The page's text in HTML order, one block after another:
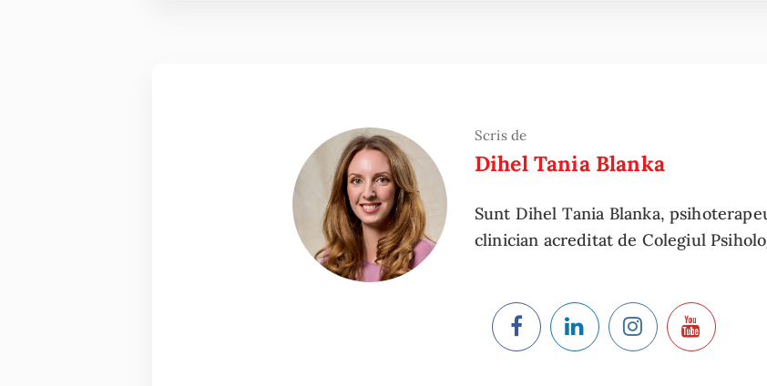
Scris de
Dihel Tania Blanka
Sunt Dihel Tania Blanka,
clinician acreditat de Colegiul